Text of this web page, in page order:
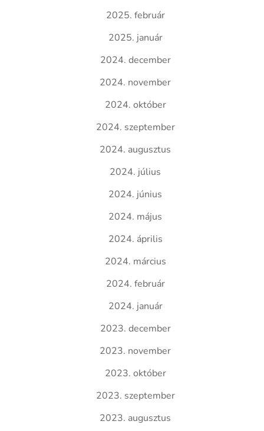
2025. február
2025. január
2024. december
2024. november
2024. október
2024. szeptember
2024. augusztus
2024. július
2024. június
2024. május
2024. április
2024. március
2024. február
2024. január
2023. december
2023. november
2023. október
2023. szeptember
2023. augusztus